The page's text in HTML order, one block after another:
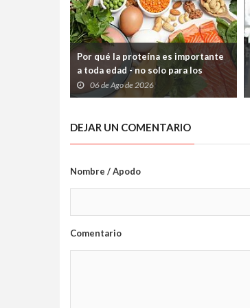
Por qué la proteína es importante
a toda edad - no solo para los
deportistas
06 de Ago de 2026
DEJAR UN COMENTARIO
Nombre / Apodo
Comentario